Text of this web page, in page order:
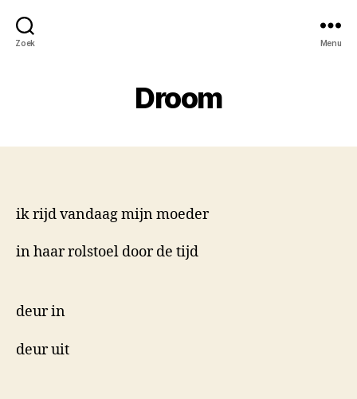
Zoek Menu
Droom
ik rijd vandaag mijn moeder
in haar rolstoel door de tijd
deur in
deur uit